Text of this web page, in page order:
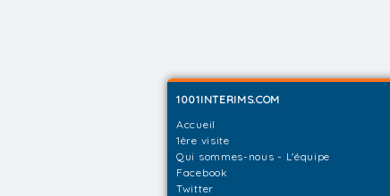
1001INTERIMS.COM
Accueil
1ère visite
Qui sommes-nous - L'équipe
Facebook
Twitter